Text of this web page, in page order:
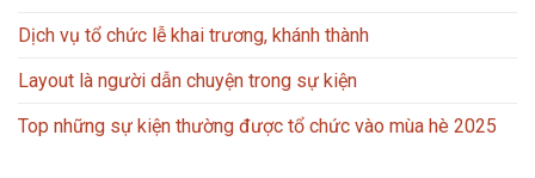
Dịch vụ tổ chức lễ khai trương, khánh thành
Layout là người dẫn chuyện trong sự kiện
Top những sự kiện thường được tổ chức vào mùa hè 2025